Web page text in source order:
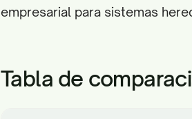
empresarial para sistemas
Tabla de